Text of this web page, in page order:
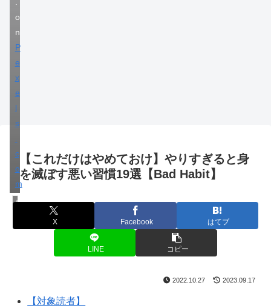
【これだけはやめておけ】やりすぎると身
を滅ぼす悪い習慣19選【Bad Habit】
ライフハック
o
n
P
e
x
e
l
s
c
o
m
X Facebook はてブ
LINE コピー
2022.10.27 2023.09.17
【対象読者】